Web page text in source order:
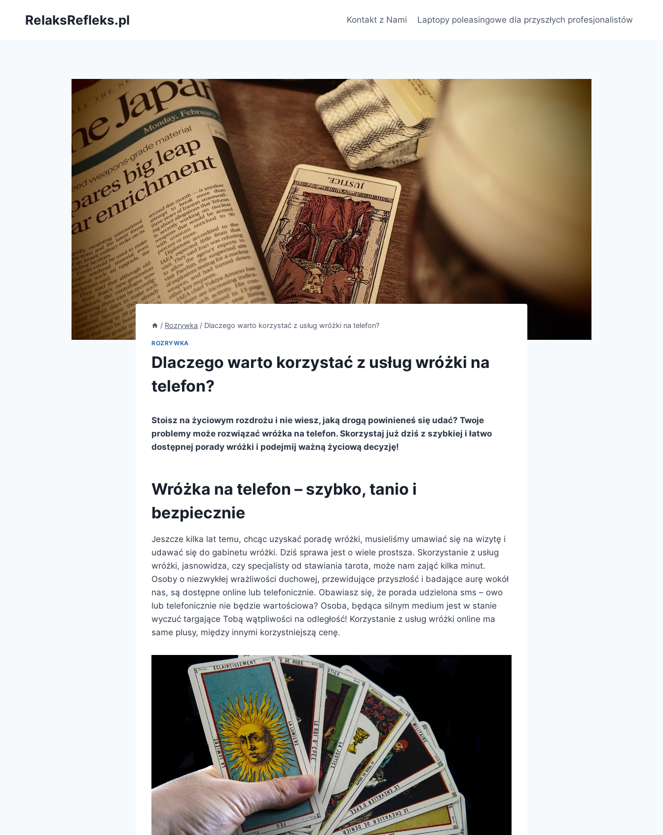
RelaksRefleks.pl Kontakt z Nami Laptopy poleasingowe dla przyszłych profesjonalistów
/ Rozrywka / Dlaczego warto korzystać z usług wróżki na telefon?
ROZRYWKA
Dlaczego warto korzystać z usług wróżki na
telefon?
Stoisz na życiowym rozdrożu i nie wiesz, jaką drogą powinieneś się udać? Twoje
problemy może rozwiązać wróżka na telefon. Skorzystaj już dziś z szybkiej i łatwo
dostępnej porady wróżki i podejmij ważną życiową decyzję!
Wróżka na telefon – szybko, tanio i
bezpiecznie
Jeszcze kilka lat temu, chcąc uzyskać poradę wróżki, musieliśmy umawiać się na wizytę i
udawać się do gabinetu wróżki. Dziś sprawa jest o wiele prostsza. Skorzystanie z usług
wróżki, jasnowidza, czy specjalisty od stawiania tarota, może nam zająć kilka minut.
Osoby o niezwykłej wrażliwości duchowej, przewidujące przyszłość i badające aurę wokół
nas, są dostępne online lub telefonicznie. Obawiasz się, że porada udzielona sms – owo
lub telefonicznie nie będzie wartościowa? Osoba, będąca silnym medium jest w stanie
wyczuć targające Tobą wątpliwości na odległość! Korzystanie z usług wróżki online ma
same plusy, między innymi korzystniejszą cenę.